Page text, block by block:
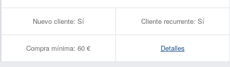
Nuevo cliente: Sí Cliente recurrente: Sí
Compra mínima: 60 € Detalles